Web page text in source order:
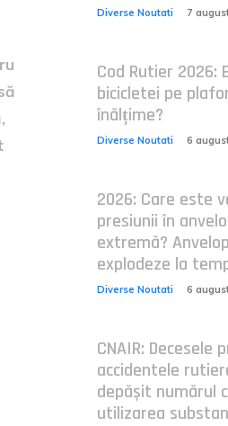
Diverse Noutati 7
Cod Rutier 2026:
bicicletei pe
înălțime?
Diverse Noutati 6
2026: Care este
presiunii în
extremă?
explodeze la
Diverse Noutati 6
CNAIR: Decesele
accidentele
depășit numărul
utilizarea